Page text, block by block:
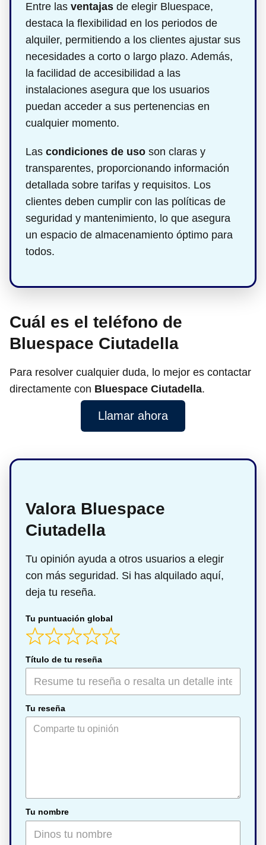
Entre las ventajas de elegir Bluespace,
destaca la flexibilidad en los periodos de
alquiler, permitiendo a los clientes ajustar sus
necesidades a corto o largo plazo. Además,
la facilidad de accesibilidad a las
instalaciones asegura que los usuarios
puedan acceder a sus pertenencias en
cualquier momento.
Las condiciones de uso son claras y
transparentes, proporcionando información
detallada sobre tarifas y requisitos. Los
clientes deben cumplir con las políticas de
seguridad y mantenimiento, lo que asegura
un espacio de almacenamiento óptimo para
todos.
Cuál es el teléfono de
Bluespace Ciutadella
Para resolver cualquier duda, lo mejor es contactar
directamente con Bluespace Ciutadella.
Llamar ahora
Valora Bluespace
Ciutadella
Tu opinión ayuda a otros usuarios a elegir
con más seguridad. Si has alquilado aquí,
deja tu reseña.
Tu puntuación global
Título de tu reseña
Tu reseña
Tu nombre